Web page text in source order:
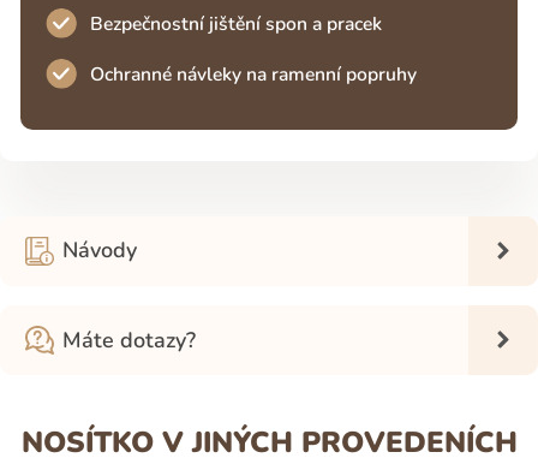
Bezpečnostní jištění spon a pracek
Ochranné návleky na ramenní popruhy
Návody
Máte dotazy?
NOSÍTKO V JINÝCH PROVEDENÍCH